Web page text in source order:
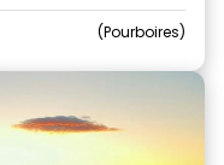
Pourboires